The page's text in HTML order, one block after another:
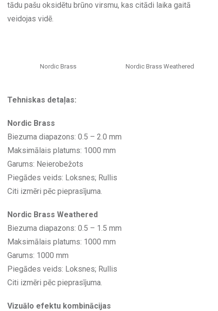
tādu pašu oksidētu brūno virsmu, kas citādi laika gaitā
veidojas vidē.
Nordic Brass Nordic Brass Weathered
Tehniskas detaļas:
Nordic Brass
Biezuma diapazons: 0.5 – 2.0 mm
Maksimālais platums: 1000 mm
Garums: Neierobežots
Piegādes veids: Loksnes; Rullis
Citi izmēri pēc pieprasījuma.
Nordic Brass Weathered
Biezuma diapazons: 0.5 – 1.5 mm
Maksimālais platums: 1000 mm
Garums: 1000 mm
Piegādes veids: Loksnes; Rullis
Citi izmēri pēc pieprasījuma.
Vizuālo efektu kombinācijas